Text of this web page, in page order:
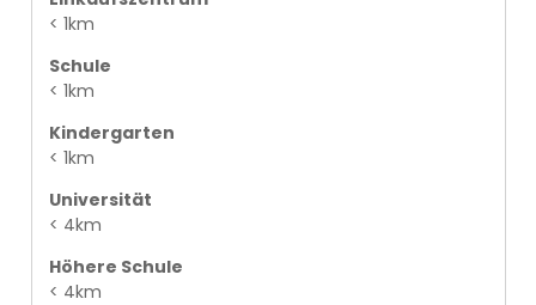
< 1km
Schule
< 1km
Kindergarten
< 1km
Universität
< 4km
Höhere Schule
< 4km